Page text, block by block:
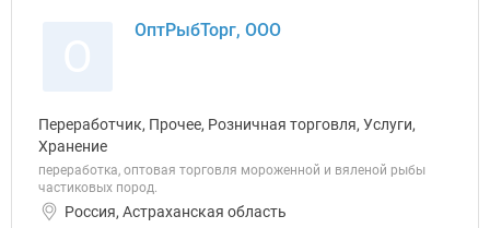
ОптРыбТорг, ООО
Переработчик, Прочее, Розничная торговля, Услуги,
Хранение
переработка, оптовая торговля мороженной и вяленой рыбы
частиковых пород.
Россия, Астраханская область